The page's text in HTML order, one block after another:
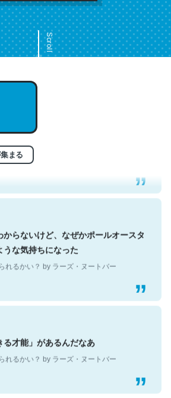
Scroll
まる
てもクレバーなんだろうなと凄く思
める人は原文もお勧め。自分はこの流
るかい？ by ラーズ・ヌートバー
らないけど、なぜかポールオースタ
うな気持ちになった
れるかい？ by ラーズ・ヌートバー
才能」があるんだなあ
れるかい？ by ラーズ・ヌートバー